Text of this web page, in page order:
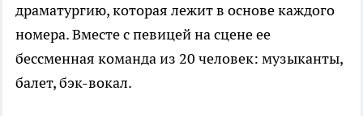
драматургию, которая лежит в основе каждого
номера. Вместе с певицей на сцене ее
бессменная команда из 20 человек: музыканты,
балет, бэк-вокал.